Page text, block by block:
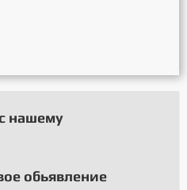
нашему
обьявление